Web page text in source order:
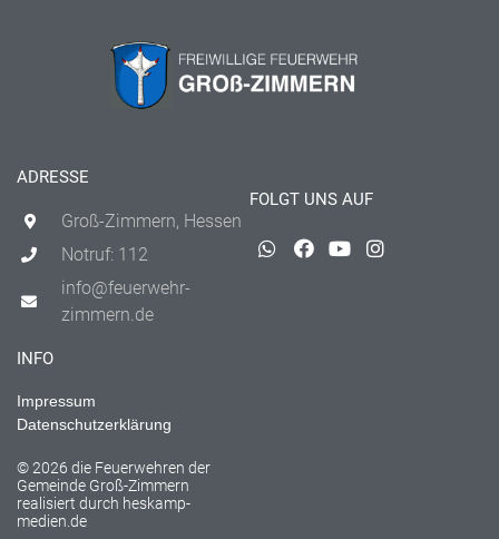
ADRESSE
Groß-Zimmern, Hessen
Notruf: 112
info@feuerwehr-
zimmern.de
FOLGT UNS AUF
INFO
Impressum
Datenschutzerklärung
© 2026 die Feuerwehren der
Gemeinde Groß-Zimmern
realisiert durch heskamp-
medien.de